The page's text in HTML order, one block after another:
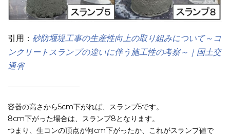
引用： 砂防堰堤工事の生産性向上の取り組みについて～コ
ンクリートスランプの違いに伴う施工性の考察～｜国土交
通省
——————————
容器の高さから5cm下がれば、スランプ5です。
8cm下がった場合は、スランプ8となります。
つまり、生コンの頂点が何cm下がったか、これがスランプ値で